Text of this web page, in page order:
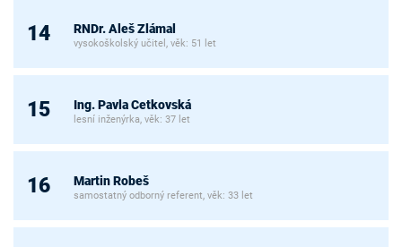
14 RNDr. Aleš Zlámal
vysokoškolský učitel, věk: 51 let
15 Ing. Pavla Cetkovská
lesní inženýrka, věk: 37 let
16 Martin Robeš
samostatný odborný referent, věk: 33 let